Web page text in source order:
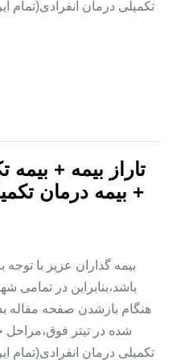
تکمیلی درمان
تاراز بیمه + بیمه
+ بیمه درمان
بیمه گذاران عزیز با توجه
باشد،بنابراین در تمامی
هنگام بازشدن صفحه مقاله
شده در تیتر فوق،مراحل
تکمیلی درمان